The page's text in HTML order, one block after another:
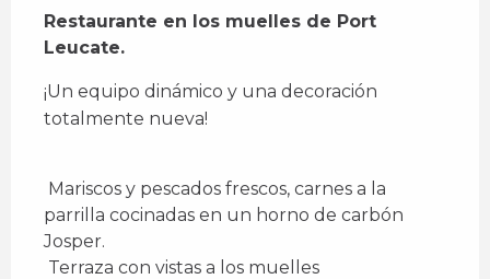
Restaurante en los muelles de Port
Leucate.
¡Un equipo dinámico y una decoración
totalmente nueva!
parrilla cocinadas en un horno de carbón
Josper.
Terraza con vistas a los muelles